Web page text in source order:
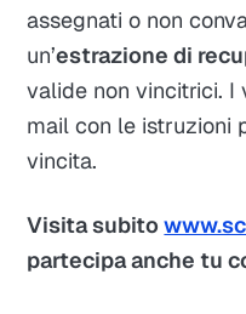
assegnati o non
un’estrazione di
valide non vincitrici. I
mail con le istruzioni
vincita.
Visita subito
partecipa anche tu